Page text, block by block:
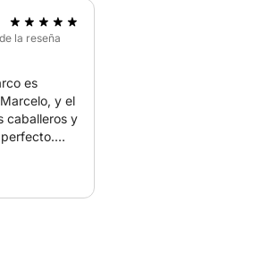
duchas ubicadas en proa y popa
de calidad para refrescarse durante
durante la travesía.
una excelente selección de
la reseña
es
y el
caballeros y
las islas.